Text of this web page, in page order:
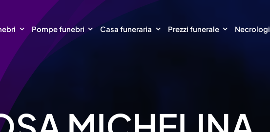
Pompe funebri Casa funeraria Prezzi funerale Necrologi